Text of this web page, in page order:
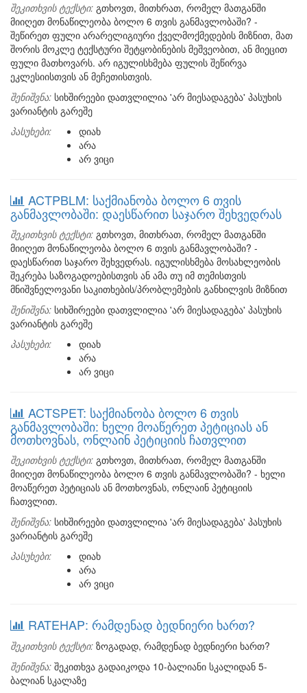
შეკითხვის ტექსტი: გთხოვთ, მითხრათ, რომელ მათგანში
მიიღეთ მონაწილეობა ბოლო 6 თვის განმავლობაში? -
შეწირეთ ფული არარელიგიური ქველმოქმედების მიზნით, მათ
შორის მოკლე ტექსტური შეტყობინების მეშვეობით, ან მიეცით
ფული მათხოვარს. არ იგულისხმება ფულის შეწირვა
ეკლესიისთვის ან მეჩეთისთვის.
შენიშვნა: სიხშირეები დათვლილია 'არ მიესადაგება' პასუხის
ვარიანტის გარეშე
პასუხები:
დიახ
არა
არ ვიცი
ACTPBLM: საქმიანობა ბოლო 6 თვის
განმავლობაში: დაესწარით საჯარო შეხვედრას
შეკითხვის ტექსტი: გთხოვთ, მითხრათ, რომელ მათგანში
მიიღეთ მონაწილეობა ბოლო 6 თვის განმავლობაში? -
დაესწარით საჯარო შეხვედრას. იგულისხმება მოსახლეობის
შეკრება საზოგადოებისთვის ან ამა თუ იმ თემისთვის
მნიშვნელოვანი საკითხების/პრობლემების განხილვის მიზნით
შენიშვნა: სიხშირეები დათვლილია 'არ მიესადაგება' პასუხის
ვარიანტის გარეშე
პასუხები:
დიახ
არა
არ ვიცი
ACTSPET: საქმიანობა ბოლო 6 თვის
განმავლობაში: ხელი მოაწერეთ პეტიციას ან
მოთხოვნას, ონლაინ პეტიციის ჩათვლით
შეკითხვის ტექსტი: გთხოვთ, მითხრათ, რომელ მათგანში
მიიღეთ მონაწილეობა ბოლო 6 თვის განმავლობაში? - ხელი
მოაწერეთ პეტიციას ან მოთხოვნას, ონლაინ პეტიციის
ჩათვლით.
შენიშვნა: სიხშირეები დათვლილია 'არ მიესადაგება' პასუხის
ვარიანტის გარეშე
პასუხები:
დიახ
არა
არ ვიცი
RATEHAP: რამდენად ბედნიერი ხართ?
შეკითხვის ტექსტი: ზოგადად, რამდენად ბედნიერი ხართ?
შენიშვნა: შეკითხვა გადაიკოდა 10-ბალიანი სკალიდან 5-
ბალიან სკალაზე